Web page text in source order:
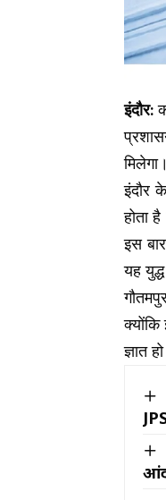
इंदौर:
मिलेगा।
इंदौर
होता
इस
यह
ज्ञात